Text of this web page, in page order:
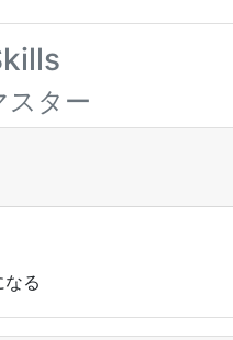
スター
る